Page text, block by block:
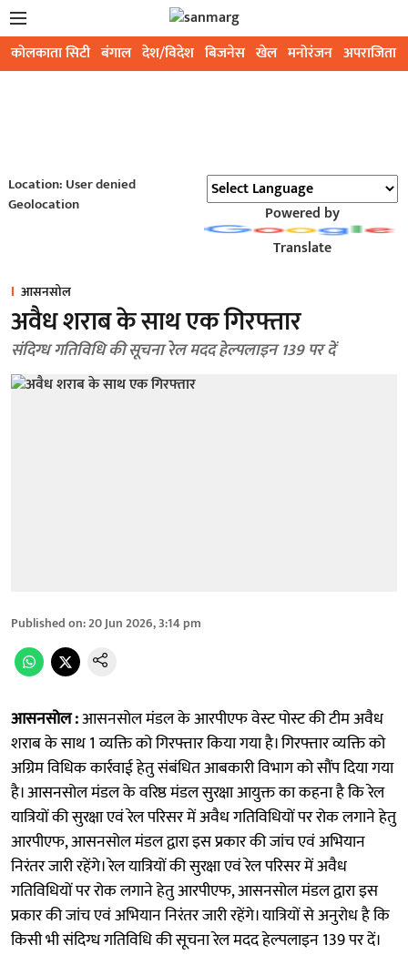
कोलकाता सिटी बंगाल देश/विदेश बिजनेस खेल मनोरंजन अपराजिता
Location: User denied
Geolocation
Powered by
Translate
आसनसोल
अवैध शराब के साथ एक गिरफ्तार
संदिग्ध गतिविधि की सूचना रेल मदद हेल्पलाइन 139 पर दें
Published on:20 Jun 2026, 3:14 pm
आसनसोल :आसनसोल मंडल के आरपीएफ वेस्ट पोस्ट की टीम अवैध
शराब के साथ 1 व्यक्ति को गिरफ्तार किया गया है। गिरफ्तार व्यक्ति को
अग्रिम विधिक कार्रवाई हेतु संबंधित आबकारी विभाग को सौंप दिया गया
है। आसनसोल मंडल के वरिष्ठ मंडल सुरक्षा आयुक्त का कहना है कि रेल
यात्रियों की सुरक्षा एवं रेल परिसर में अवैध गतिविधियों पर रोक लगाने हेतु
आरपीएफ, आसनसोल मंडल द्वारा इस प्रकार की जांच एवं अभियान
निरंतर जारी रहेंगे। रेल यात्रियों की सुरक्षा एवं रेल परिसर में अवैध
गतिविधियों पर रोक लगाने हेतु आरपीएफ, आसनसोल मंडल द्वारा इस
प्रकार की जांच एवं अभियान निरंतर जारी रहेंगे। यात्रियों से अनुरोध है कि
किसी भी संदिग्ध गतिविधि की सूचना रेल मदद हेल्पलाइन 139 पर दें।